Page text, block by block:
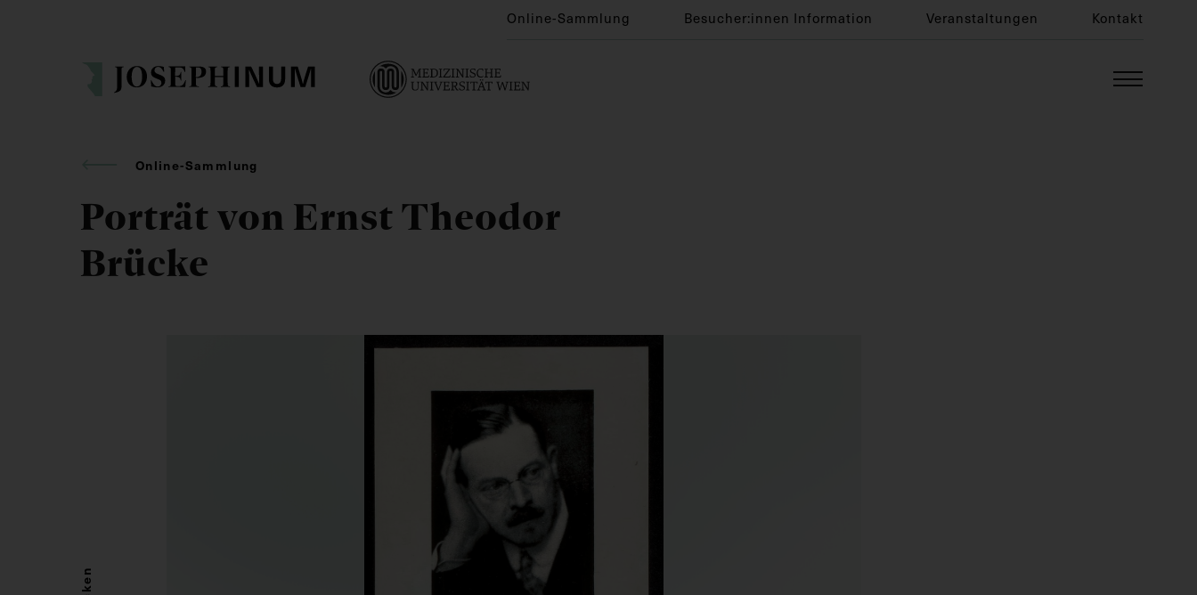
Online-Sammlung Besucher:innen Information Veranstaltungen Kontakt
Online-Sammlung
Porträt von Ernst Theodor
Brücke